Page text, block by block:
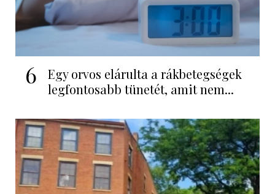
6
Egy orvos elárulta a rákbetegségek
legfontosabb tünetét, amit nem...